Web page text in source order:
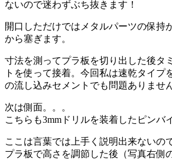
ないので迷わずぶち抜きます！
開口しただけではメタルパーツの保持
から塞ぎます。
寸法を測ってプラ板を切り出した後タ
トを使って接着。今回私は速乾タイプ
の流し込みセメントでも問題ありません
次は側面。。。
こちらも3mmドリルを装着したピンバ
ここは言葉では上手く説明出来ないの
プラ板で高さを調節した後（写真右側